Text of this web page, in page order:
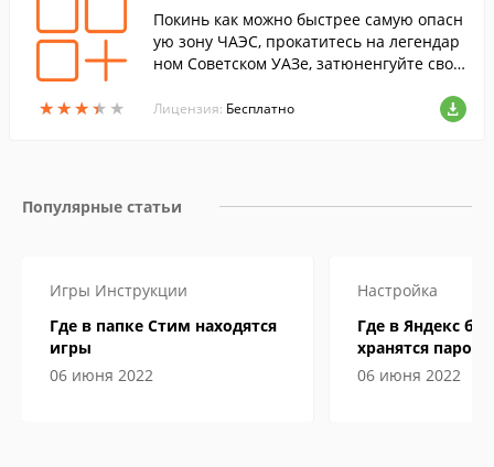
★★★★ ★
★★★★ ★
Покинь как можно быстрее самую опасн
ую зону ЧАЭС, прокатитесь на легендар
ном Советском УАЗе, затюненгуйте свою
ого Союза.
Лицензия: Бесплатно
Популярные статьи
Игры Инструкции
Где в папке Стим находятся
игры
06 июня 2022
Настройка
Где в Яндекс
хранятся пароли
06 июня 2022